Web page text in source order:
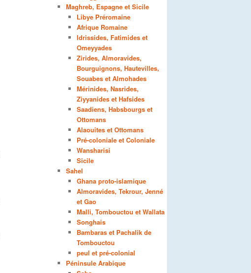
Maghreb, Espagne et Sicile
Libye Préromaine
Afrique Romaine
Idrissides, Fatimides et
Omeyyades
Zirides, Almoravides,
Bourguignons, Hautevilles,
Souabes et Almohades
Mérinides, Nasrides,
Ziyyanides et Hafsides
Saadiens, Habsbourgs et
Ottomans
Alaouites et Ottomans
Pré-coloniale et Coloniale
Wansharisi
Sicile
Sahel
Ghana proto-islamique
Almoravides, Tekrour, Jenné
et Gao
Malli, Tombouctou et Wallata
Songhais
Bambaras et Pachalik de
Tombouctou
peul et pré-colonial
Péninsule Arabique